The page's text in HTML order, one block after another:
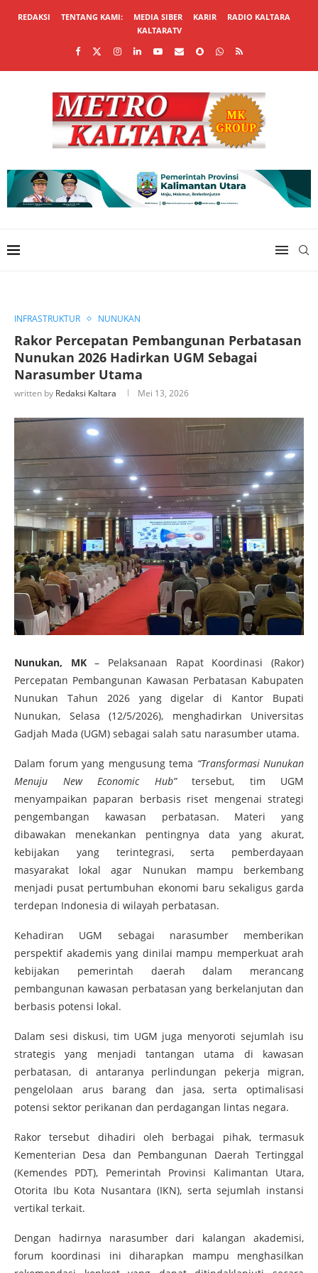
REDAKSI TENTANG KAMI: MEDIA SIBER KARIR
RADIO KALTARA
KALTARATV
INFRASTRUKTUR NUNUKAN
Rakor Percepatan Pembangunan Perbatasan
Nunukan 2026 Hadirkan UGM Sebagai
Narasumber Utama
written by Redaksi Kaltara Mei 13, 2026
Nunukan, MK– Pelaksanaan Rapat Koordinasi (Rakor)
Percepatan Pembangunan Kawasan Perbatasan Kabupaten
Nunukan Tahun 2026 yang digelar di Kantor Bupati
Nunukan, Selasa (12/5/2026), menghadirkan Universitas
Gadjah Mada (UGM) sebagai salah satu narasumber utama.
Dalam forum yang mengusung tema “Transformasi Nunukan
Menuju New Economic Hub”tersebut, tim UGM
menyampaikan paparan berbasis riset mengenai strategi
pengembangan kawasan perbatasan. Materi yang
dibawakan menekankan pentingnya data yang akurat,
kebijakan yang terintegrasi, serta pemberdayaan
masyarakat lokal agar Nunukan mampu berkembang
menjadi pusat pertumbuhan ekonomi baru sekaligus garda
terdepan Indonesia di wilayah perbatasan.
Kehadiran UGM sebagai narasumber memberikan
perspektif akademis yang dinilai mampu memperkuat arah
kebijakan pemerintah daerah dalam merancang
pembangunan kawasan perbatasan yang berkelanjutan dan
berbasis potensi lokal.
Dalam sesi diskusi, tim UGM juga menyoroti sejumlah isu
strategis yang menjadi tantangan utama di kawasan
perbatasan, di antaranya perlindungan pekerja migran,
pengelolaan arus barang dan jasa, serta optimalisasi
potensi sektor perikanan dan perdagangan lintas negara.
Rakor tersebut dihadiri oleh berbagai pihak, termasuk
Kementerian Desa dan Pembangunan Daerah Tertinggal
(Kemendes PDT), Pemerintah Provinsi Kalimantan Utara,
Otorita Ibu Kota Nusantara (IKN), serta sejumlah instansi
vertikal terkait.
Dengan hadirnya narasumber dari kalangan akademisi,
forum koordinasi ini diharapkan mampu menghasilkan